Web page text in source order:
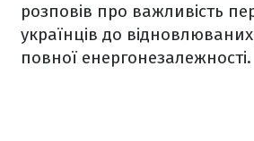
розповів про важливість
українців до
повної енергонезалежності.